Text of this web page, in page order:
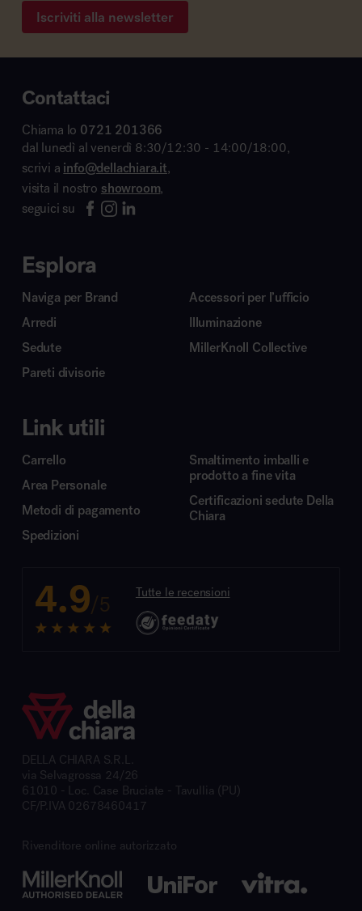
Iscriviti alla newsletter
Contattaci
Chiama lo 0721 201366
dal lunedì al venerdì 8:30/12:30 - 14:00/18:00,
scrivi a info@dellachiara.it,
visita il nostro showroom,
seguici su
Esplora
Naviga per Brand
Arredi
Sedute
Pareti divisorie
Accessori per l’ufficio
Illuminazione
MillerKnoll Collective
Link utili
Carrello
Area Personale
Metodi di pagamento
Spedizioni
Smaltimento imballi e
prodotto a fine vita
Certificazioni sedute Della
Chiara
4.9/5 Tutte le recensioni
DELLA CHIARA S.R.L.
via Selvagrossa 24/26
61010 - Loc. Case Bruciate - Tavullia (PU)
CF/P.IVA 02678460417
Rivenditore online autorizzato